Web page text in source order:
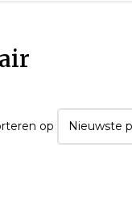
op